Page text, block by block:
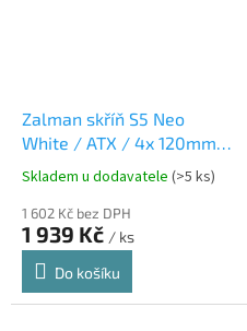
Zalman skříň S5 Neo
White / ATX / 4x 120mm
RGB Fan / USB 3.0 / USB
Skladem u dodavatele (>5 ks)
1 602 Kč bez DPH
1 939 Kč / ks
Do košíku